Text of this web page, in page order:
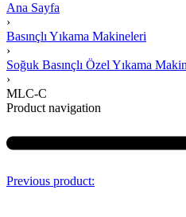
Ana Sayfa
›
Basınçlı Yıkama Makineleri
›
Soğuk Basınçlı Özel Yıkama
›
MLC-C
Product navigation
Previous product: